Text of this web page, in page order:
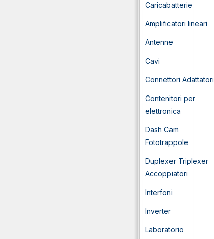
Caricabatterie
Amplificatori lineari
Antenne
Cavi
Connettori Adattatori
Contenitori per
elettronica
Dash Cam
Fototrappole
Duplexer Triplexer
Accoppiatori
Interfoni
Inverter
Laboratorio